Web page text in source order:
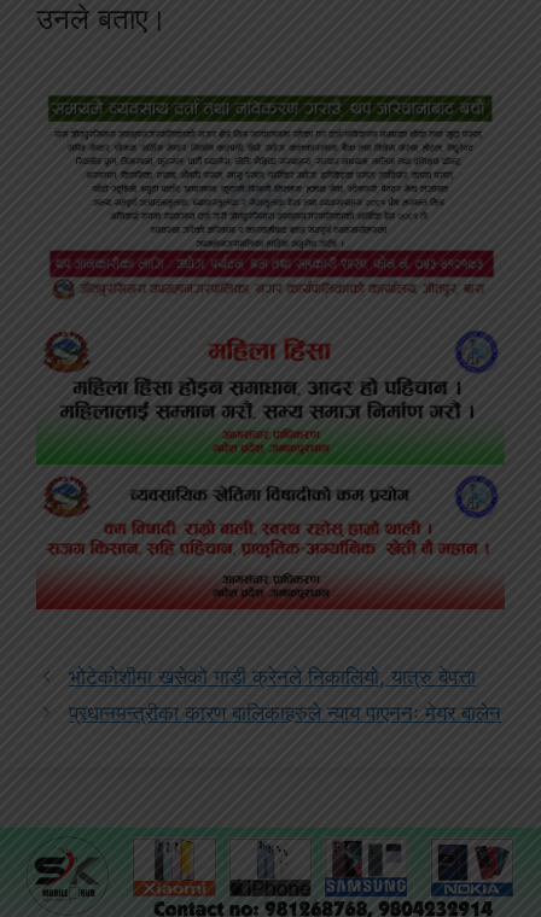
उनले बताए।
भोटेकोशीमा खसेको गाडी क्रेनले निकालियो, यात्रु बेपत्ता
प्रधानमन्त्रीका कारण बालिकाहरुले न्याय पाएननः मेयर बालेन